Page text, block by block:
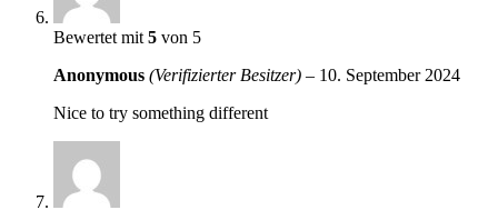
Bewertet mit 5 von 5
Anonymous (Verifizierter Besitzer) – 10. September 2024
Nice to try something different